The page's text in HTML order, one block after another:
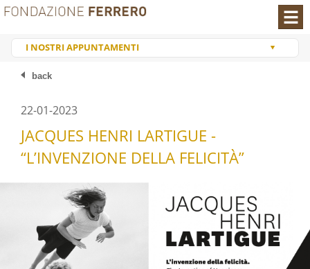
I NOSTRI APPUNTAMENTI
You are visiting:
back
22-01-2023
JACQUES HENRI LARTIGUE -
“L’INVENZIONE DELLA FELICITÀ”